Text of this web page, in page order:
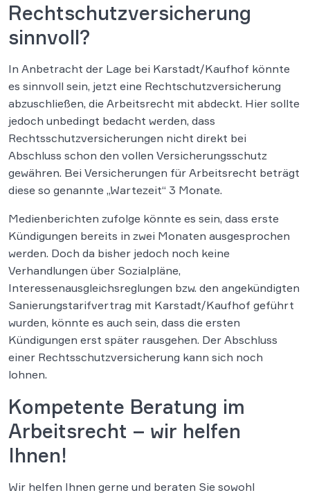
Rechtschutzversicherung
sinnvoll?
In Anbetracht der Lage bei Karstadt/Kaufhof könnte
es sinnvoll sein, jetzt eine Rechtschutzversicherung
abzuschließen, die Arbeitsrecht mit abdeckt. Hier sollte
jedoch unbedingt bedacht werden, dass
Rechtsschutzversicherungen nicht direkt bei
Abschluss schon den vollen Versicherungsschutz
gewähren. Bei Versicherungen für Arbeitsrecht beträgt
diese so genannte „Wartezeit“ 3 Monate.
Medienberichten zufolge könnte es sein, dass erste
Kündigungen bereits in zwei Monaten ausgesprochen
werden. Doch da bisher jedoch noch keine
Verhandlungen über Sozialpläne,
Interessenausgleichsreglungen bzw. den angekündigten
Sanierungstarifvertrag mit Karstadt/Kaufhof geführt
wurden, könnte es auch sein, dass die ersten
Kündigungen erst später rausgehen. Der Abschluss
einer Rechtsschutzversicherung kann sich noch
lohnen.
Kompetente Beratung im
Arbeitsrecht – wir helfen
Ihnen!
Wir helfen Ihnen gerne und beraten Sie sowohl